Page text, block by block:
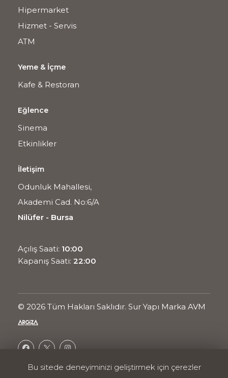
Hipermarket
Hizmet - Servis
ATM
Yeme & İçme
Kafe & Restoran
Eğlence
Sinema
Etkinlikler
İletişim
Odunluk Mahallesi,
Akademi Cad. No:6/A
Nilüfer - Bursa
Açılış Saati: 10:00
Kapanış Saati: 22:00
© 2026 Tüm Hakları Saklıdır. Sur Yapı Marka AVM
Bu sitede deneyiminizi geliştirmek için çerezler